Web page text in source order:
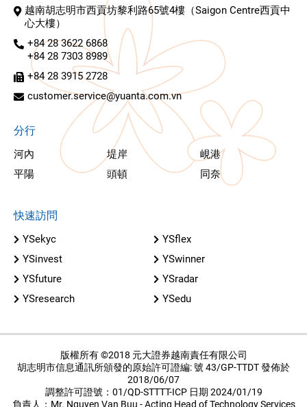
越南胡志明市西貢坊黎利路65號4樓（Saigon Centre西貢中
心大樓）
+84 28 3622 6868
+84 28 7303 8989
+84 28 3915 2728
customer.service@yuanta.com.vn
分行
河內 堤岸
峴港
平陽
頭頓 同奈
快速訪問
YSekyc
YSflex
YSinvest
YSwinner
YSfuture
YSradar
YSresearch
YSedu
版權所有 ©2018 元大證券越南責任有限公司
胡志明市信息通訊所頒發的原始許可證編: 號 43/GP-TTDT 發佈於
2018/06/07
調整許可證號：01/QD-STTTT-ICP 日期 2024/01/19
負責人：Mr. Nguyen Van Buu - Acting Head of Technology Services